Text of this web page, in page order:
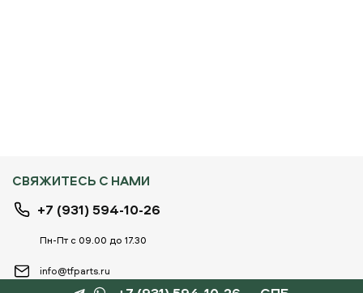
СВЯЖИТЕСЬ С НАМИ
+7 (931) 594-10-26
Пн-Пт с 09.00 до 17.30
info@tfparts.ru